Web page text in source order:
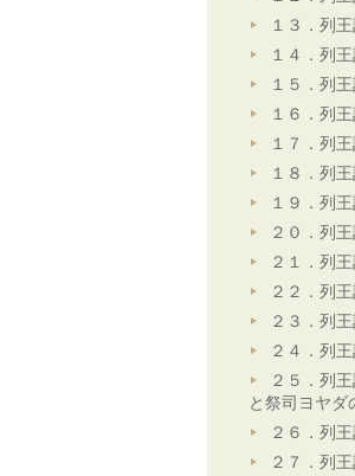
１３．列
１４．列
１５．列
１６．列
１７．列
１８．列
１９．列
２０．列
２１．列
２２．列
２３．列
２４．列
２５．列
と祭司ヨヤダ
２６．列
２７．列